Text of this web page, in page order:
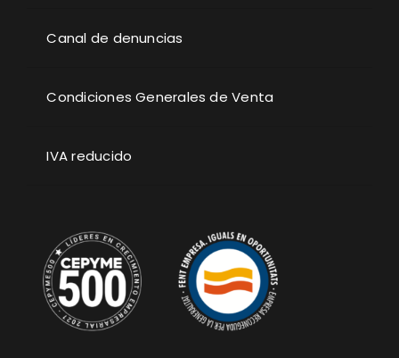
Canal de denuncias
Condiciones Generales de Venta
IVA reducido